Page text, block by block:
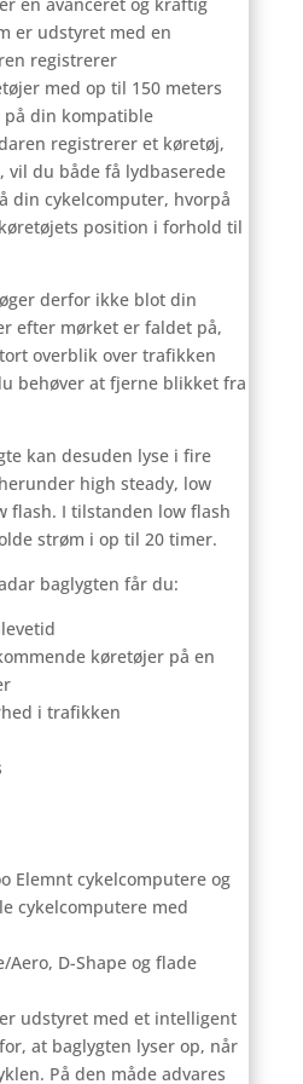
en avanceret og kraftig
er udstyret med en
registrerer
med op til 150 meters
på din kompatible
registrerer et køretøj,
du både få lydbaserede
din cykelcomputer, hvorpå
position i forhold til
øger derfor ikke blot din
efter mørket er faldet på,
overblik over trafikken
behøver at fjerne blikket fra
kan desuden lyse i fire
high steady, low
flash. I tilstanden low flash
strøm i op til 20 timer.
baglygten får du:
køretøjer på en
i trafikken
Elemnt cykelcomputere og
cykelcomputere med
D-Shape og flade
er udstyret med et intelligent
at baglygten lyser op, når
På den måde advares